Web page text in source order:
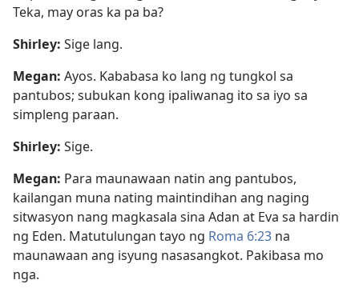
Teka, may oras ka pa ba?
Shirley: Sige lang.
Megan: Ayos. Kababasa ko lang ng tungkol sa
pantubos; subukan kong ipaliwanag ito sa iyo sa
simpleng paraan.
Shirley: Sige.
Megan: Para maunawaan natin ang pantubos,
kailangan muna nating maintindihan ang naging
sitwasyon nang magkasala sina Adan at Eva sa hardin
ng Eden. Matutulungan tayo ng Roma 6:23 na
maunawaan ang isyung nasasangkot. Pakibasa mo
nga.